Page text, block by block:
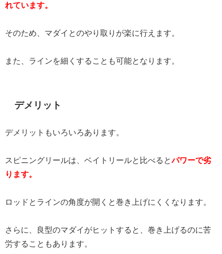
れています。
そのため、マダイとのやり取りが楽に行えます。
また、ラインを細くすることも可能となります。
デメリット
デメリットもいろいろあります。
スピニングリールは、ベイトリールと比べると パワーで劣
ります。
ロッドとラインの角度が開くと巻き上げにくくなります。
さらに、良型のマダイがヒットすると、巻き上げるのに苦
労することもあります。